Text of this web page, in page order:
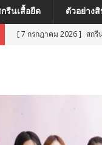
รีนเสื้อยืด ตัวอย่าง
[ 7 กรกฎาคม 2026 ] สกรี
ผลงานล่าสุด
สก
[ 8 กรกฎาคม 2026 ]
สก